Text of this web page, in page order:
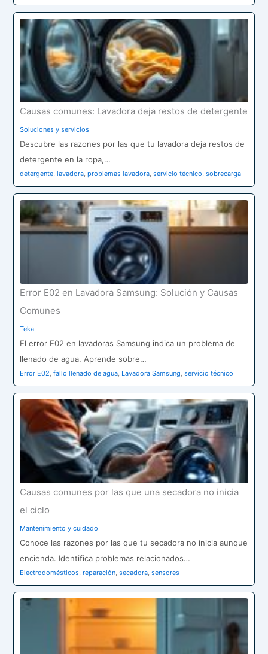
Causas comunes: Lavadora deja restos de detergente
Soluciones y servicios
Descubre las razones por las que tu lavadora deja restos de
detergente en la ropa,…
detergente ,lavadora ,problemas lavadora ,servicio técnico ,sobrecarga
Error E02 en Lavadora Samsung: Solución y Causas
Comunes
Teka
El error E02 en lavadoras Samsung indica un problema de
llenado de agua. Aprende sobre…
Error E02 ,fallo llenado de agua Lavadora Samsung ,servicio técnico
Causas comunes por las que una secadora no inicia
el ciclo
Mantenimiento y cuidado
Conoce las razones por las que tu secadora no inicia aunque
encienda. Identifica problemas relacionados…
Electrodomésticos ,reparación ,secadora ,sensores